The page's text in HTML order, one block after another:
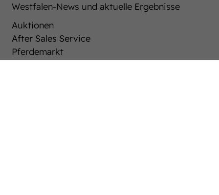
Westfalen-News und aktuelle Ergebnisse
Auktionen
After Sales Service
Pferdemarkt